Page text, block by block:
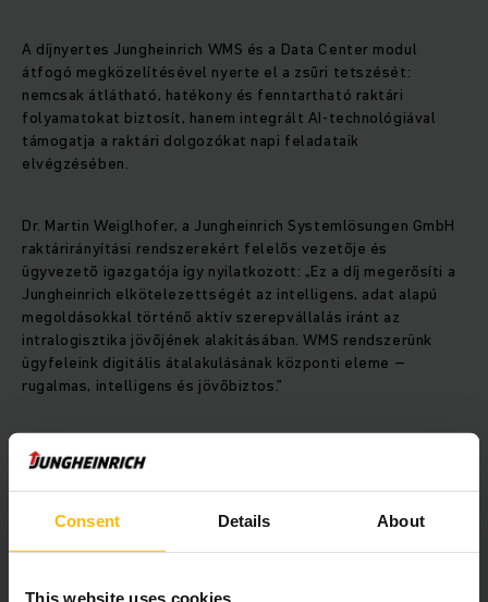
Consent Details About
This website uses cookies
A díjnyertes Jungheinrich WMS és a Data Center modul
átfogó megközelítésével nyerte el a zsűri tetszését:
nemcsak átlátható, hatékony és fenntartható raktári
folyamatokat biztosít, hanem integrált AI-technológiával
támogatja a raktári dolgozókat napi feladataik
elvégzésében.
Dr. Martin Weiglhofer, a Jungheinrich Systemlösungen GmbH
raktárirányítási rendszerekért felelős vezetője és
ügyvezető igazgatója így nyilatkozott: „Ez a díj megerősíti a
Jungheinrich elkötelezettségét az intelligens, adat alapú
megoldásokkal történő aktív szerepvállalás iránt az
intralogisztika jövőjének alakításában. WMS rendszerünk
ügyfeleink digitális átalakulásának központi eleme –
rugalmas, intelligens és jövőbiztos.”
Az éves SupplyTech Breakthrough Awards program a globális
ellátási lánc-technológiai és logisztikai iparág
leginnovatívabb termékeit, vállalatait és személyiségeit
díjazza. A Jungheinrich több mint ezer nemzetközi pályázat